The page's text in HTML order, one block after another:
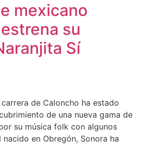
mexicano
su
Sí
de Caloncho ha estado
de una nueva gama de
su música folk con algunos
en Obregón, Sonora ha